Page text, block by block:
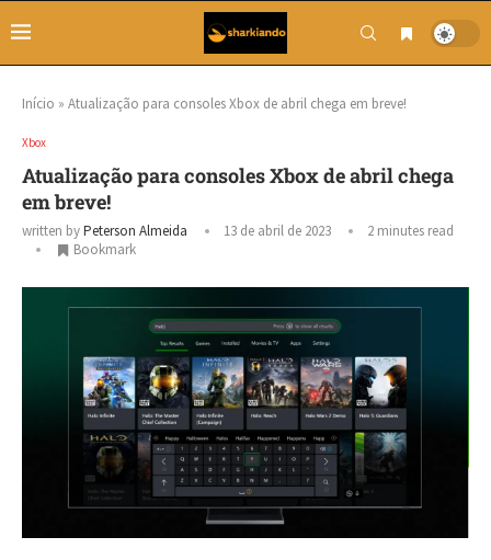
Início » Atualização para consoles Xbox de abril chega em breve!
Xbox
Atualização para consoles Xbox de abril chega
em breve!
written byPeterson Almeida 13 de abril de 2023
2 minutes read
Bookmark